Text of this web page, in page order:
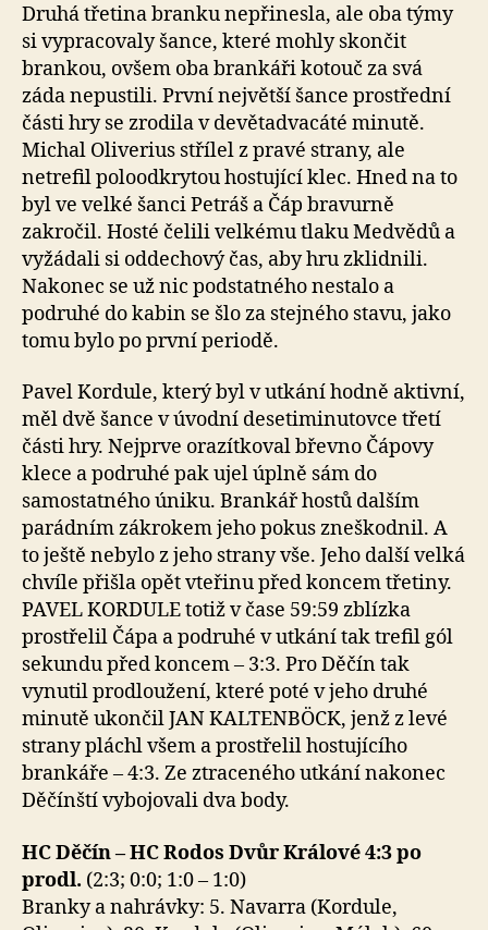
Druhá třetina branku nepřinesla, ale oba týmy
si vypracovaly šance, které mohly skončit
brankou, ovšem oba brankáři kotouč za svá
záda nepustili. První největší šance prostřední
části hry se zrodila v devětadvacáté minutě.
Michal Oliverius střílel z pravé strany, ale
netrefil poloodkrytou hostující klec. Hned na to
byl ve velké šanci Petráš a Čáp bravurně
zakročil. Hosté čelili velkému tlaku Medvědů a
vyžádali si oddechový čas, aby hru zklidnili.
Nakonec se už nic podstatného nestalo a
podruhé do kabin se šlo za stejného stavu, jako
tomu bylo po první periodě.
Pavel Kordule, který byl v utkání hodně aktivní,
měl dvě šance v úvodní desetiminutovce třetí
části hry. Nejprve orazítkoval břevno Čápovy
klece a podruhé pak ujel úplně sám do
samostatného úniku. Brankář hostů dalším
parádním zákrokem jeho pokus zneškodnil. A
to ještě nebylo z jeho strany vše. Jeho další velká
chvíle přišla opět vteřinu před koncem třetiny.
PAVEL KORDULE totiž v čase 59:59 zblízka
prostřelil Čápa a podruhé v utkání tak trefil gól
sekundu před koncem – 3:3. Pro Děčín tak
vynutil prodloužení, které poté v jeho druhé
minutě ukončil JAN KALTENBÖCK, jenž z levé
strany pláchl všem a prostřelil hostujícího
brankáře – 4:3. Ze ztraceného utkání nakonec
Děčínští vybojovali dva body.
HC Děčín – HC Rodos Dvůr Králové 4:3 po
prodl. (2:3; 0:0; 1:0 – 1:0)
Branky a nahrávky: 5. Navarra (Kordule,